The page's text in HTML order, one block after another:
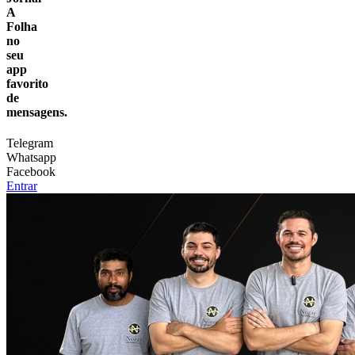
A
Folha
no
seu
app
favorito
de
mensagens.
Telegram
Whatsapp
Facebook
Entrar